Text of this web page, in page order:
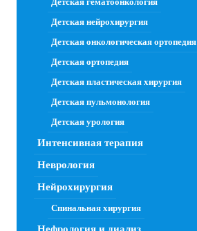
Детская нейрохирургия
Детская онкологическая ортопедия
Детская ортопедия
Детская пластическая хирургия
Детская пульмонология
Детская урология
Интенсивная терапия
Неврология
Нейрохирургия
Спинальная хирургия